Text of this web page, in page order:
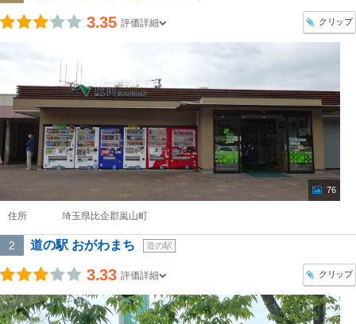
3.35 評価詳細 クリップ
76
住所 埼玉県比企郡嵐山町
2 道の駅 おがわまち 道の駅
3.33 評価詳細 クリップ